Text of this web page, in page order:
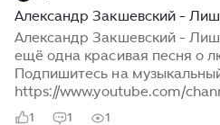
Александр Закшевский -
Александр Закшевский -
ещё одна красивая песня о
Подпишитесь на
https://www.youtube.com/
6riQuRAg?view_as=subscriber
1 1 1